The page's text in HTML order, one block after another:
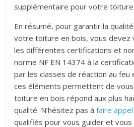
supplémentaire pour votre toiture
En résumé, pour garantir la
votre toiture en bois, vous devez
les différentes certifications et
norme NF EN 14374 à la
par les classes de réaction au
ces éléments permettent de
toiture en bois répond aux plus
qualité. N’hésitez pas àfaire
qualifiés pour vous guider et vous